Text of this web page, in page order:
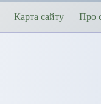
Карта сайту Про